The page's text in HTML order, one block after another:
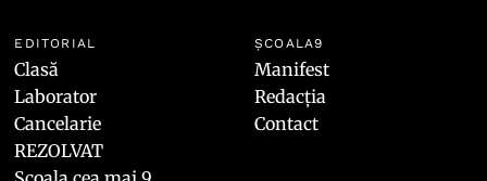
EDITORIAL
Clasă
Laborator
Cancelarie
REZOLVAT
ȘCOALA9
Manifest
Redacția
Contact